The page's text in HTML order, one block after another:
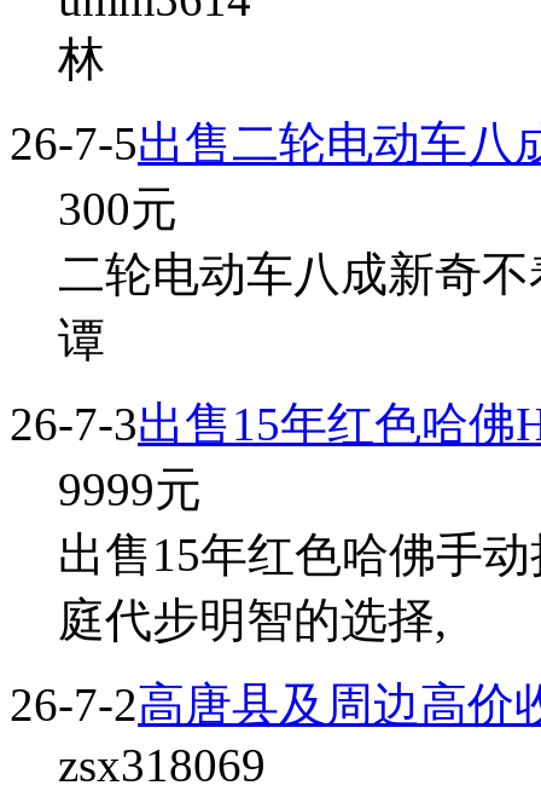
林
26-7-5出售二轮电动车八
300元
二轮电动车八成新奇
谭
26-7-3出售15年红色哈佛
9999元
出售15年红色哈佛手
庭代步明智的选择,
26-7-2高唐县及周边高价
zsx318069